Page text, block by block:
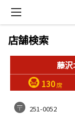
店舗検索
藤
130 席
251-0052